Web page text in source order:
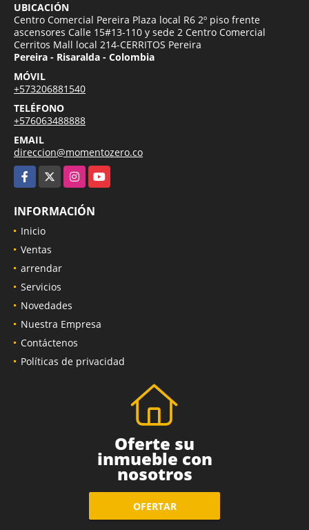
UBICACIÓN
Centro Comercial Pereira Plaza local R6 2º piso frente
ascensores Calle 15#13-110 y sede 2 Centro Comercial
Cerritos Mall local 214-CERRITOS Pereira
Pereira - Risaralda - Colombia
MÓVIL
+573206881540
TELÉFONO
+576063488888
EMAIL
direccion@momentozero.co
Facebook
InstagramYouTube
INFORMACIÓN
Inicio
Ventas
arrendar
Servicios
Novedades
Nuestra Empresa
Contáctenos
Políticas de privacidad
Oferte su
inmueble con
nosotros
OFERTAR